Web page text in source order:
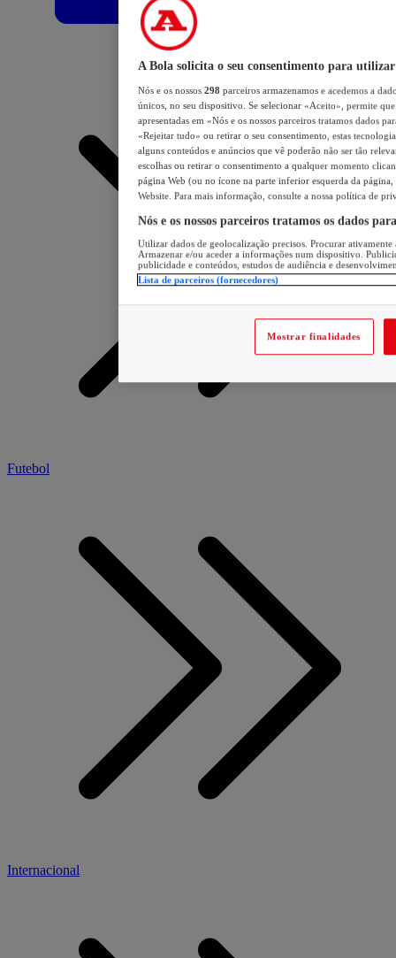
Futebol
Internacional
A Bola solicita o seu consentimento para utilizar
Nós e os nossos 298 parceiros armazenamos e acedemos a
únicos, no seu dispositivo. Se selecionar «Aceito», permite
apresentadas em «Nós e os nossos parceiros tratamos dados
«Rejeitar tudo» ou retirar o seu consentimento, estas
alguns conteúdos e anúncios que vê poderão não ser tão
escolhas ou retirar o consentimento a qualquer momento
página Web (ou no ícone na parte inferior esquerda da página,
Website. Para mais informação, consulte a nossa política de
Nós e os nossos parceiros tratamos os dados
Utilizar dados de geolocalização precisos. Procurar
Armazenar e/ou aceder a informações num dispositivo.
publicidade e conteúdos, estudos de audiência e
Lista de parceiros (fornecedores)
Mostrar finalidades